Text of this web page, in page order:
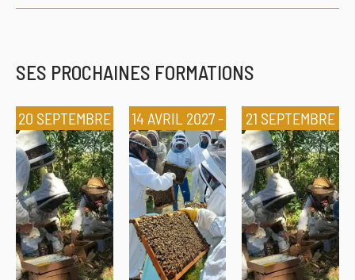
SES PROCHAINES FORMATIONS
20 SEPTEMBRE
2027 - 22
SEPTEMBRE
2027
14 AVRIL 2027 -
15 AVRIL 2027
21 SEPTEMBRE
2026 - 23
SEPTEMBRE
2026